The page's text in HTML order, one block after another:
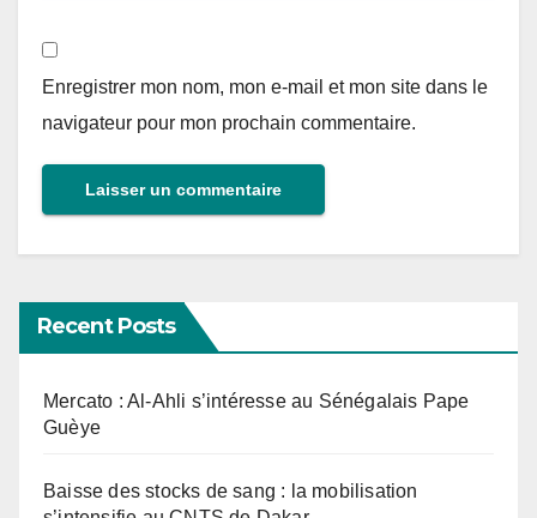
Enregistrer mon nom, mon e-mail et mon site dans le
navigateur pour mon prochain commentaire.
Recent Posts
Mercato : Al-Ahli s’intéresse au Sénégalais Pape
Guèye
Baisse des stocks de sang : la mobilisation